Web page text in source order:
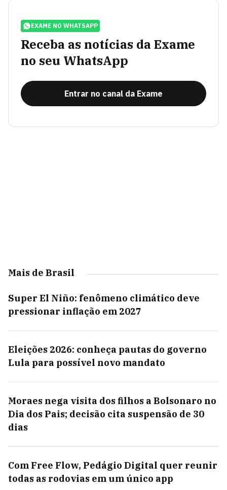
EXAME NO WHATSAPP
Receba as notícias da Exame
no seu WhatsApp
Entrar no canal da Exame
Mais de Brasil
Super El Niño: fenômeno climático deve
pressionar inflação em 2027
Eleições 2026: conheça pautas do governo
Lula para possível novo mandato
Moraes nega visita dos filhos a Bolsonaro no
Dia dos Pais; decisão cita suspensão de 30
dias
Com Free Flow, Pedágio Digital quer reunir
todas as rodovias em um único app